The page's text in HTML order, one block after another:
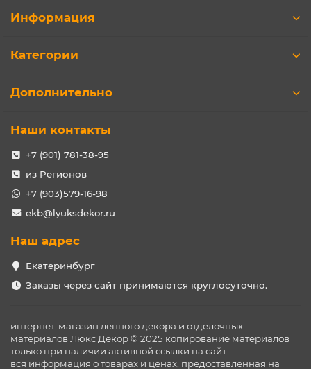
Информация
Категории
Дополнительно
Наши контакты
+7 (901) 781-38-95
из Регионов
+7 (903)579-16-98
ekb@lyuksdekor.ru
Наш адрес
Екатеринбург
Заказы через сайт принимаются круглосуточно.
интернет-магазин лепного декора и отделочных
материалов Люкс Декор © 2025 копирование материалов
только при наличии активной ссылки на сайт
вся информация о товарах и ценах, предоставленная на